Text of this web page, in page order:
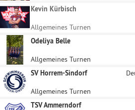
Kevin Kürbisch
Allgemeines Turnen
Odeliya Belle
Allgemeines Turnen
SV Horrem-Sindorf
Allgemeines Turnen
TSV Ammerndorf